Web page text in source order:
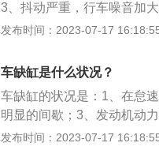
3、抖动严重，行车噪音加
段，缺缸车辆的发动机负荷
的触点如果出现了严重烧蚀
间，怠速严重的忽高忽低
发布时间：2023-07-17
车缺缸是什么状况？
车缺缸的状况是：1、在怠
明显的间歇；3、发动机动
程中非常容易出现熄火的现
发布时间：2023-07-17